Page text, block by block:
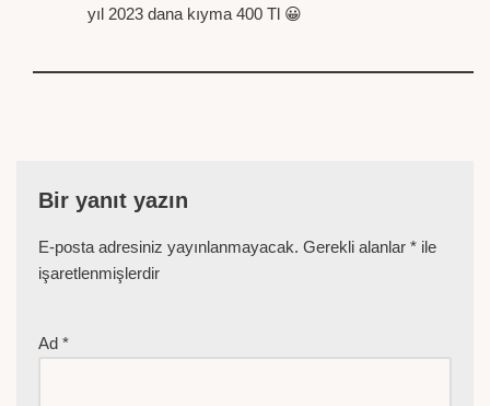
yıl 2023 dana kıyma 400 Tl 😀
Bir yanıt yazın
E-posta adresiniz yayınlanmayacak. Gerekli alanlar * ile
işaretlenmişlerdir
Ad *